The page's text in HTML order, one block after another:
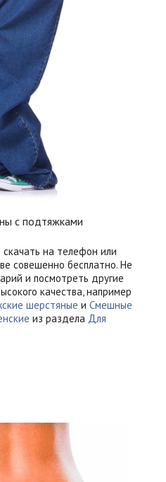
с подтяжками
на телефон или
совешенно бесплатно. Не
и посмотреть другие
качества, например
шерстяные и Смешные
из раздела Для